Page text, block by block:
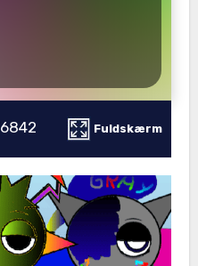
56842 Fuldskærm